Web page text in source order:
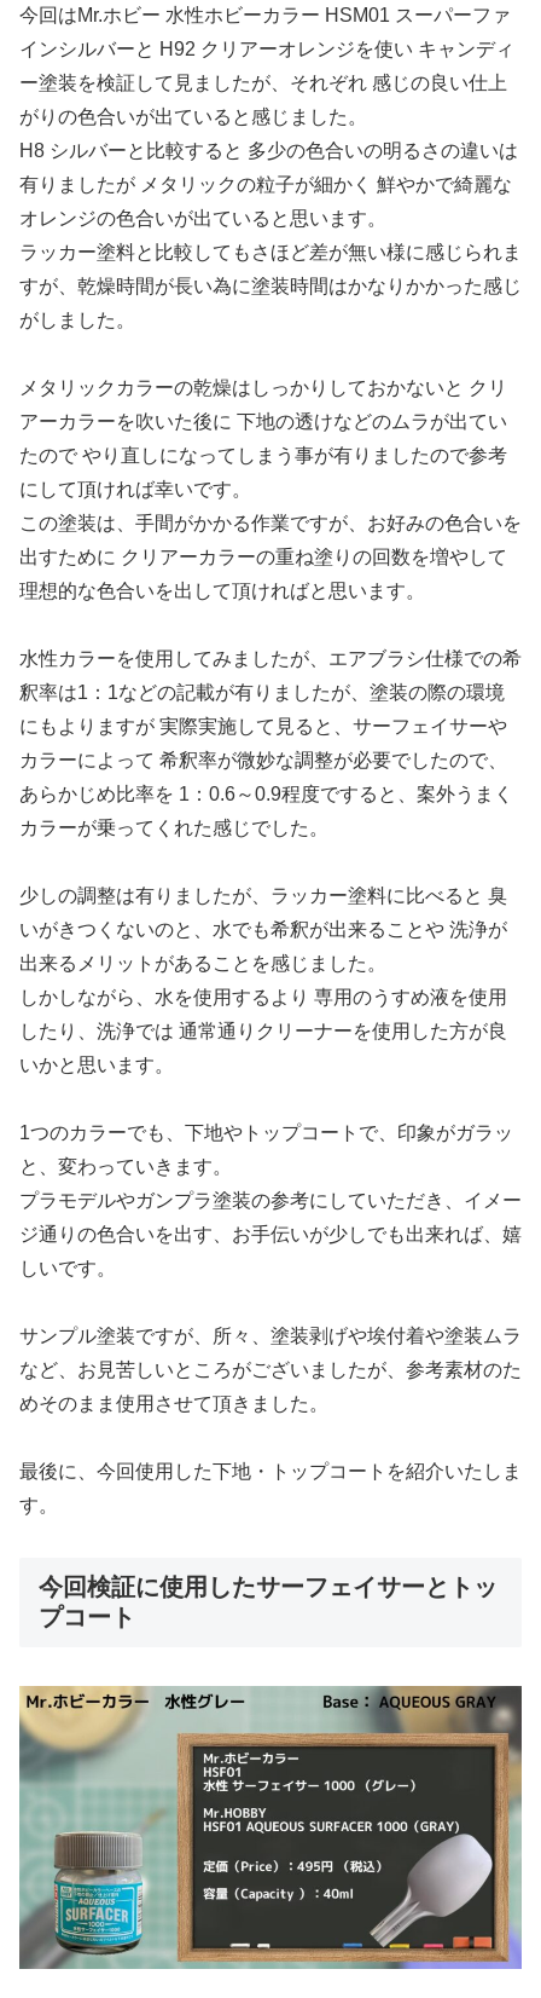
今回はMr.ホビー 水性ホビーカラー HSM01 スーパーファ
インシルバーと H92 クリアーオレンジを使い キャンディ
ー塗装を検証して見ましたが、それぞれ 感じの良い仕上
がりの色合いが出ていると感じました。
H8 シルバーと比較すると 多少の色合いの明るさの違いは
有りましたが メタリックの粒子が細かく 鮮やかで綺麗な
オレンジの色合いが出ていると思います。
ラッカー塗料と比較してもさほど差が無い様に感じられま
すが、乾燥時間が長い為に塗装時間はかなりかかった感じ
がしました。
メタリックカラーの乾燥はしっかりしておかないと クリ
アーカラーを吹いた後に 下地の透けなどのムラが出てい
たので やり直しになってしまう事が有りましたので参考
にして頂ければ幸いです。
この塗装は、手間がかかる作業ですが、お好みの色合いを
出すために クリアーカラーの重ね塗りの回数を増やして
理想的な色合いを出して頂ければと思います。
水性カラーを使用してみましたが、エアブラシ仕様での希
釈率は1：1などの記載が有りましたが、塗装の際の環境
にもよりますが 実際実施して見ると、サーフェイサーや
カラーによって 希釈率が微妙な調整が必要でしたので、
あらかじめ比率を 1：0.6～0.9程度ですると、案外うまく
カラーが乗ってくれた感じでした。
少しの調整は有りましたが、ラッカー塗料に比べると 臭
いがきつくないのと、水でも希釈が出来ることや 洗浄が
出来るメリットがあることを感じました。
しかしながら、水を使用するより 専用のうすめ液を使用
したり、洗浄では 通常通りクリーナーを使用した方が良
いかと思います。
1つのカラーでも、下地やトップコートで、印象がガラッ
と、変わっていきます。
プラモデルやガンプラ塗装の参考にしていただき、イメー
ジ通りの色合いを出す、お手伝いが少しでも出来れば、嬉
しいです。
サンプル塗装ですが、所々、塗装剥げや埃付着や塗装ムラ
など、お見苦しいところがございましたが、参考素材のた
めそのまま使用させて頂きました。
最後に、今回使用した下地・トップコートを紹介いたしま
す。
今回検証に使用したサーフェイサーとトッ
プコート